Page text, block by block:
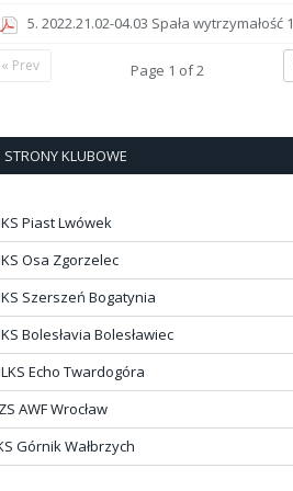
5. 2022.21.02-04.03 Spała wytrzymałość 1
Page 1 of2
« Prev
STRONY KLUBOWE
Piast Lwówek
Osa Zgorzelec
Szerszeń Bogatynia
Bolesłavia Bolesławiec
Echo Twardogóra
AWF Wrocław
Górnik Wałbrzych